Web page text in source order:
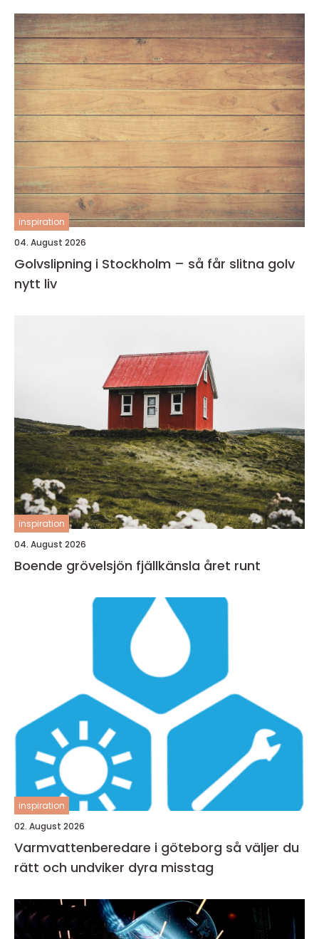
inspiration
04. August 2026
Golvslipning i Stockholm – så får slitna golv
nytt liv
inspiration
04. August 2026
Boende grövelsjön fjällkänsla året runt
inspiration
02. August 2026
Varmvattenberedare i göteborg så väljer du
rätt och undviker dyra misstag